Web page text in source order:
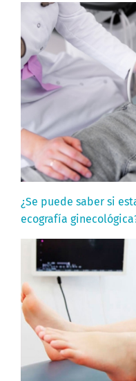
¿Se puede saber si
ecografía